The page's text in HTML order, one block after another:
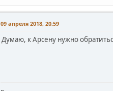
09 апреля 2018, 20:59
Думаю, к Арсену нужно